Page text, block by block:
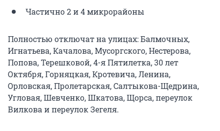
Частично 2 и 4 микрорайоны
Полностью отключат на улицах: Балмочных,
Игнатьева, Качалова, Мусоргского, Нестерова,
Попова, Терешковой, 4-я Пятилетка, 30 лет
Октября, Горняцкая, Кротевича, Ленина,
Орловская, Пролетарская, Салтыкова-Щедрина,
Угловая, Шевченко, Шкатова, Щорса, переулок
Вилкова и переулок Зегеля.